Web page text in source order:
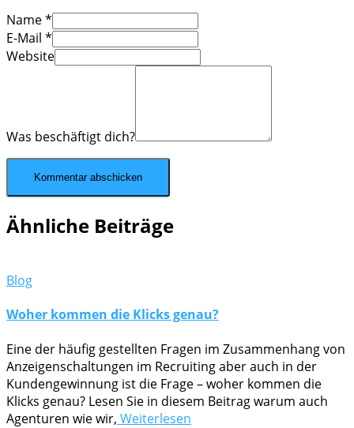
Name*
E-Mail *
Website
Was beschäftigt dich?
Ähnliche Beiträge
Blog
Woher kommen die Klicks genau?
Eine der häufig gestellten Fragen im Zusammenhang von
Anzeigenschaltungen im Recruiting aber auch in der
Kundengewinnung ist die Frage – woher kommen die
Klicks genau? Lesen Sie in diesem Beitrag warum auch
Agenturen wie wir, Weiterlesen